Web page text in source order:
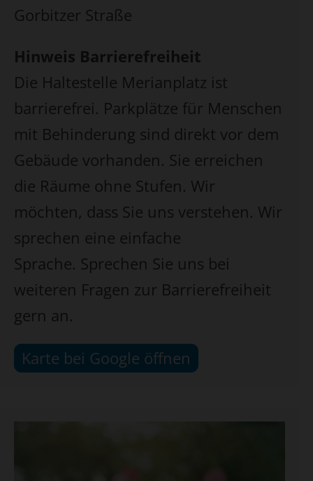
Gorbitzer Straße
Hinweis Barrierefreiheit
Die Haltestelle Merianplatz ist
barrierefrei. Parkplätze für Menschen
mit Behinderung sind direkt vor dem
Gebäude vorhanden. Sie erreichen
die Räume ohne Stufen. Wir
möchten, dass Sie uns verstehen. Wir
sprechen eine einfache
Sprache. Sprechen Sie uns bei
weiteren Fragen zur Barrierefreiheit
gern an.
Karte bei Google öffnen